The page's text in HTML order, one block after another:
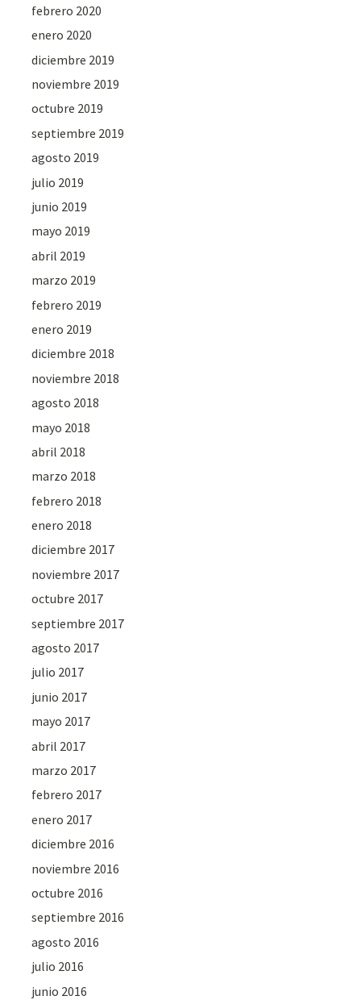
febrero 2020
enero 2020
diciembre 2019
noviembre 2019
octubre 2019
septiembre 2019
agosto 2019
julio 2019
junio 2019
mayo 2019
abril 2019
marzo 2019
febrero 2019
enero 2019
diciembre 2018
noviembre 2018
agosto 2018
mayo 2018
abril 2018
marzo 2018
febrero 2018
enero 2018
diciembre 2017
noviembre 2017
octubre 2017
septiembre 2017
agosto 2017
julio 2017
junio 2017
mayo 2017
abril 2017
marzo 2017
febrero 2017
enero 2017
diciembre 2016
noviembre 2016
octubre 2016
septiembre 2016
agosto 2016
julio 2016
junio 2016